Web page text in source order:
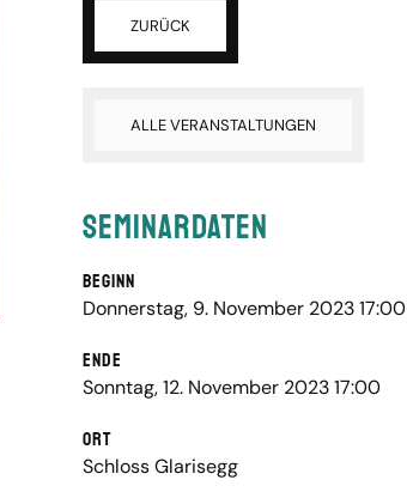
ZURÜCK
ALLE VERANSTALTUNGEN
Seminardaten
Beginn
Donnerstag, 9. November 2023 17:00
Ende
Sonntag, 12. November 2023 17:00
Ort
Schloss Glarisegg